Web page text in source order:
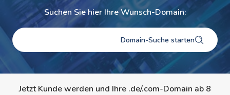
Suchen Sie hier Ihre Wunsch-Domain:
Domain-Suche starten
Jetzt Kunde werden und Ihre .de/.com-Domain ab 8